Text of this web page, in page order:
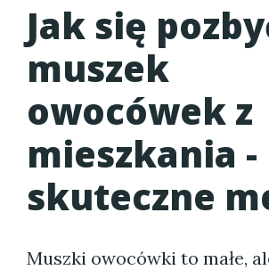
Jak się
muszek
owocówek z
mieszkania -
skuteczne
Muszki owocówki to małe,